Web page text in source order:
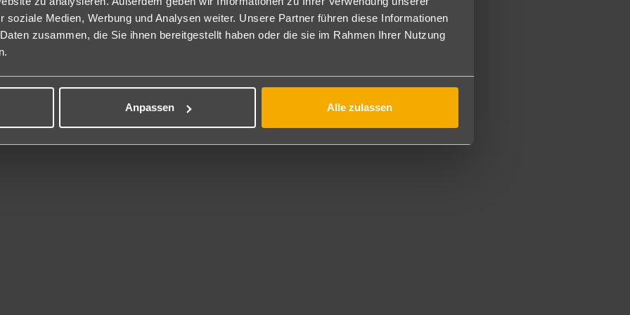
soziale Medien, Werbung und Analysen weiter. Unsere Partner führen diese Informationen
zusammen, die Sie ihnen bereitgestellt haben oder die sie im Rahmen Ihrer Nutzung
Anpassen Alle zulassen
Inklusive
Fitnessbereich mit Tageslicht.
Hallenbad mit Massagedüsen und Sauna. Gegen Gebühr: Massagen und Behandlungen.